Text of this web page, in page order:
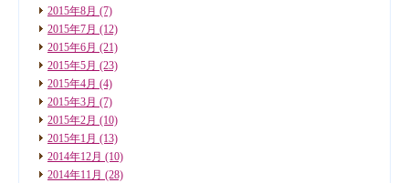
2015年8月 (7)
2015年7月 (12)
2015年6月 (21)
2015年5月 (23)
2015年4月 (4)
2015年3月 (7)
2015年2月 (10)
2015年1月 (13)
2014年12月 (10)
2014年11月 (28)